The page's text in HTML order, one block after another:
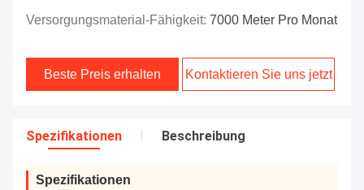
Versorgungsmaterial-Fähigkeit: 7000 Meter Pro Monat
Beste Preis erhalten Kontaktieren Sie uns jetzt
Spezifikationen Beschreibung
Spezifikationen